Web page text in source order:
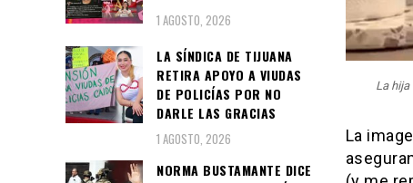
La
La
1 AGOSTO, 2026
LA SÍNDICA DE TIJUANA
RETIRA APOYO A VIUDAS
DE POLICÍAS POR NO
DARLE LAS GRACIAS
1 AGOSTO, 2026
NORMA BUSTAMANTE DICE